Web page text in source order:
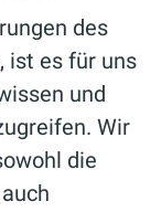
des
ist es für uns
und
Wir
die